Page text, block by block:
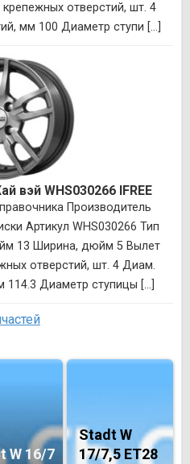
отверстий, шт. 4
мм 100 Диаметр ступи [...]
вэй WHS030266 IFREE
Производитель
Артикул WHS030266 Тип
13 Ширина, дюйм 5 Вылет
отверстий, шт. 4 Диам.
Диаметр ступицы [...]
W 16/7
Stadt W
17/7,5 ET28